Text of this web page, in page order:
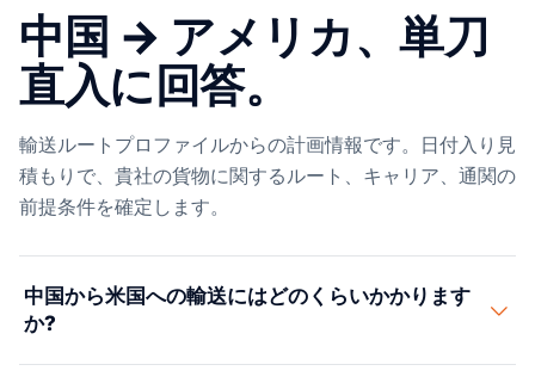
中国 → アメリカ、単刀
直入に回答。
輸送ルートプロファイルからの計画情報です。日付入り見
積もりで、貴社の貨物に関するルート、キャリア、通関の
前提条件を確定します。
中国から米国への輸送にはどのくらいかかります
か?